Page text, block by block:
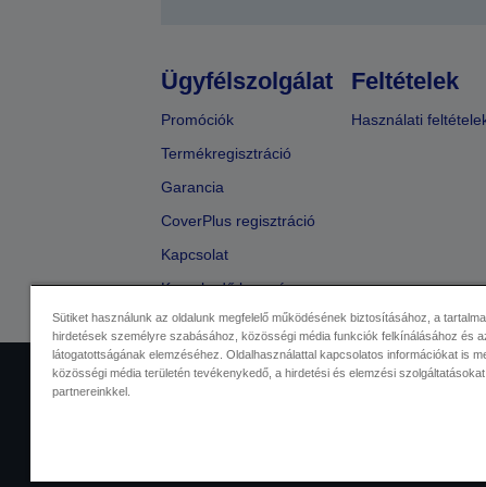
Ügyfélszolgálat
Promóciók
Termékregisztráció
Garancia
CoverPlus regisztráció
Kapcsolat
Kereskedő keresése
Feltételek
Használati
Kereskedelmi központ
Sütiket használunk az oldalunk megfelelő működésének biztosításához, a
hirdetések személyre szabásához, közösségi média funkciók felkínálásához és
látogatottságának elemzéséhez. Oldalhasználattal kapcsolatos információkat is
közösségi média területén tevékenykedő, a hirdetési és elemzési
partnereinkkel.